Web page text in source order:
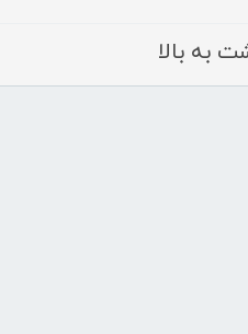
به بالا